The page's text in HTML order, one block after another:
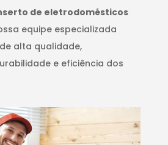
de eletrodomésticos
equipe especializada
alta qualidade,
e eficiência dos